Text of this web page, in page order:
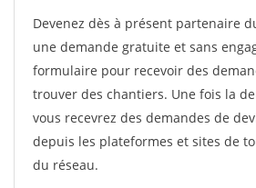
Devenez dès à présent partenaire
une demande gratuite et sans
formulaire pour recevoir des
trouver des chantiers. Une fois la
vous recevrez des demandes de
depuis les plateformes et sites de
du réseau.